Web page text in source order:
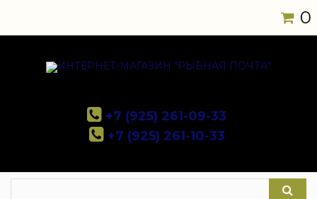
0
+7 (925) 261-09-33
+7 (925) 261-10-33